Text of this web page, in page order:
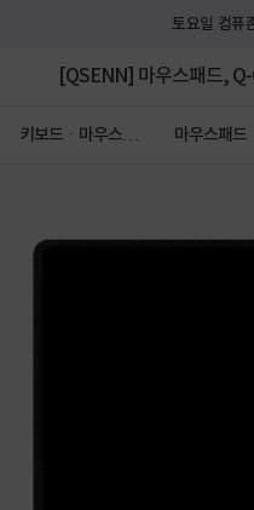
토요일 컴퓨
키보드ㆍ마우스ㆍ
마우스패드